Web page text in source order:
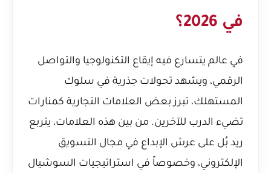
في 2026؟
في عالم يتسارع فيه إيقاع التكنولوجيا والتواصل
الرقمي، ويشهد تحولات جذرية في سلوك
المستهلك، تبرز بعض العلامات التجارية كمنارات
تضيء الدرب للآخرين. من بين هذه العلامات، يتربع
ريد بُل على عرش الإبداع في مجال التسويق
الإلكتروني، وخصوصاً في استراتيجيات السوشيال